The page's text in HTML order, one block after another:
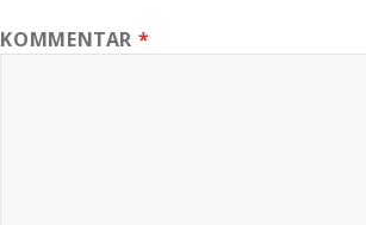
KOMMENTAR *